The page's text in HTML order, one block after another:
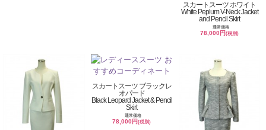
スカートスーツ ホワイト
White Peplum V-Neck Jacket
and Pencil Skirt
通常価格
78,000円(税別)
スカートスーツ ブラックレ
オパード
Black Leopard Jacket & Pencil
Skirt
通常価格
78,000円(税別)